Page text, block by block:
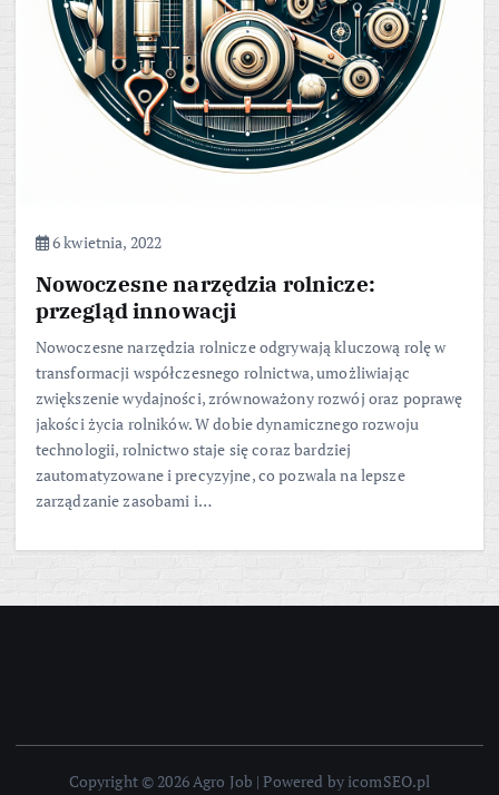
6 kwietnia, 2022
Nowoczesne narzędzia rolnicze:
przegląd innowacji
Nowoczesne narzędzia rolnicze odgrywają kluczową rolę w
transformacji współczesnego rolnictwa, umożliwiając
zwiększenie wydajności, zrównoważony rozwój oraz poprawę
jakości życia rolników. W dobie dynamicznego rozwoju
technologii, rolnictwo staje się coraz bardziej
zautomatyzowane i precyzyjne, co pozwala na lepsze
zarządzanie zasobami i…
Copyright © 2026 Agro Job | Powered by icomSEO.pl